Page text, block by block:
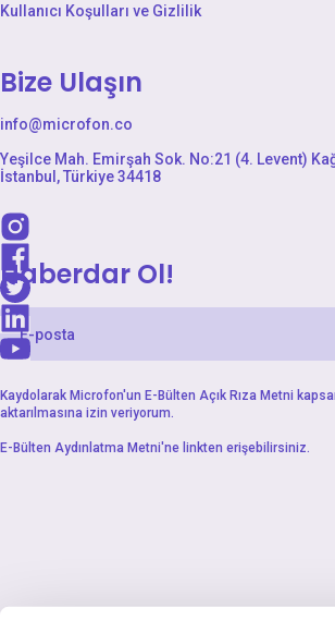
Kullanıcı Koşulları ve Gizlilik
Bize Ulaşın
info@microfon.co
Yeşilce Mah. Emirşah Sok. No:21 (4. Levent)
İstanbul, Türkiye 34418
Haberdar Ol!
Kaydolarak Microfon'un E-Bülten Açık Rıza Metni
aktarılmasına izin veriyorum.
E-Bülten Aydınlatma Metni'ne linkten erişebilirsiniz.